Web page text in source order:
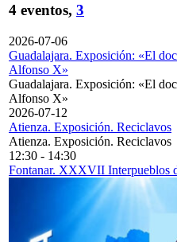
4 eventos, 3
2026-07-06
Guadalajara. Exposición: «El
Alfonso X»
Guadalajara. Exposición: «El
Alfonso X»
2026-07-12
Atienza. Exposición. Reciclavos
Atienza. Exposición. Reciclavos
12:30 - 14:30
Fontanar. XXXVII Interpueblos